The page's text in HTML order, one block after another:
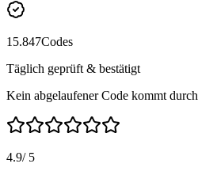
15.847Codes
Täglich geprüft & bestätigt
Kein abgelaufener Code kommt durch
4.9/ 5